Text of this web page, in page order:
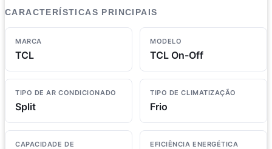
CARACTERÍSTICAS PRINCIPAIS
MARCA
TCL
MODELO
TCL On-Off
TIPO DE AR CONDICIONADO
Split
TIPO DE CLIMATIZAÇÃO
Frio
CAPACIDADE DE
EFICIÊNCIA ENERGÉTICA